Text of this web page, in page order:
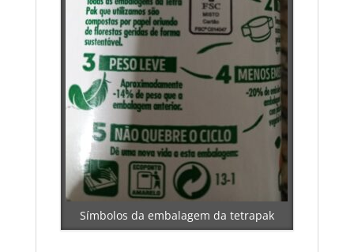
Símbolos da embalagem da tetrapak